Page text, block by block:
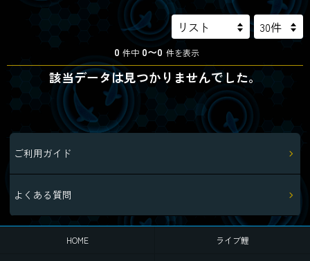
0 件中 0〜0 件を表示
該当データは見つかりませんでした。
ご利用ガイド
よくある質問
HOME ライブ鯉